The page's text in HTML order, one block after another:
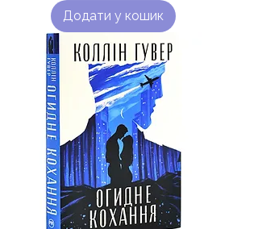
Додати у кошик